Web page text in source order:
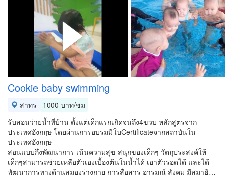
Cookie baby swimming
สาทร
1000 บาท/ชม
รับสอนว่ายน้ำที่บ้าน ตั้งแต่เด็กแรกเกิดจนถึง4ขวบ หลักสูตรจาก
ประเทศอังกฤษ โดยผ่านการอบรมมีใบCertificateจากสถาบันใน
ประเทศอังกฤษ
สอนแบบกึ่งพัฒนาการ เน้นความสุข สนุกของเด็กๆ วัตถุประสงค์ให้
เด็กๆสามารถช่วยเหลือตัวเองเบื้องต้นในน้ำได้ เอาตัวรอดได้ และได้
พัฒนาการทางด้านสมองร่างกาย การสื่อสาร อารมณ์ สังคม มีสมาธิ…